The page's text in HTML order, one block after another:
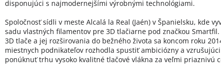
disponujúci s najmodernejšími výrobnými technológiami.
Spoločnosť sídli v meste Alcalá la Real (Jaén) v Španielsku, kde
sadu vlastných filamentov pre 3D tlačiarne pod značkou Smartfil.
3D tlače a jej rozširovania do bežného života sa koncom roku
miestnych podnikateľov rozhodla spustiť ambiciózny a
ponúknuť trhu vysoko kvalitné tlačové vlákna za veľmi priaznivú